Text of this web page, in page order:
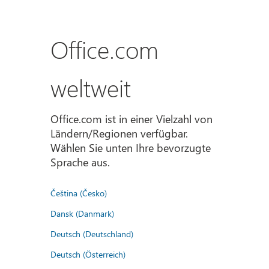
Office.com
weltweit
Office.com ist in einer Vielzahl von
Ländern/Regionen verfügbar.
Wählen Sie unten Ihre bevorzugte
Sprache aus.
Čeština (Česko)
Dansk (Danmark)
Deutsch (Deutschland)
Deutsch (Österreich)